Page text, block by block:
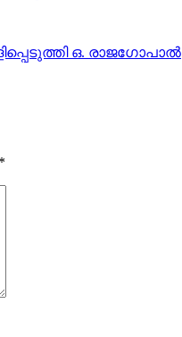
ഒ. രാജഗോപാല്‍
*